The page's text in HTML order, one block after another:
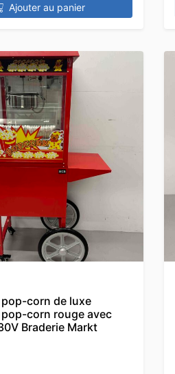
Ajouter au panier
corn de luxe
corn rouge avec
Braderie Markt